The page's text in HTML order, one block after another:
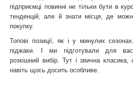
підприємці повинні не тільки бути в
тенденцій, але й знати місця, де
покупку.
Топові позиції, як і у минулих
піджаки. І ми підготували для
розкішний вибір. Тут і звична класика,
навіть щось досить особливе.